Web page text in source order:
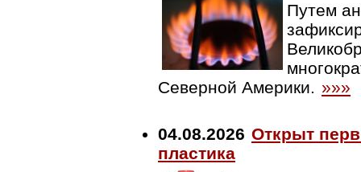
Путем
Северной Америки. »»»
04.08.2026 Открыт
пластика